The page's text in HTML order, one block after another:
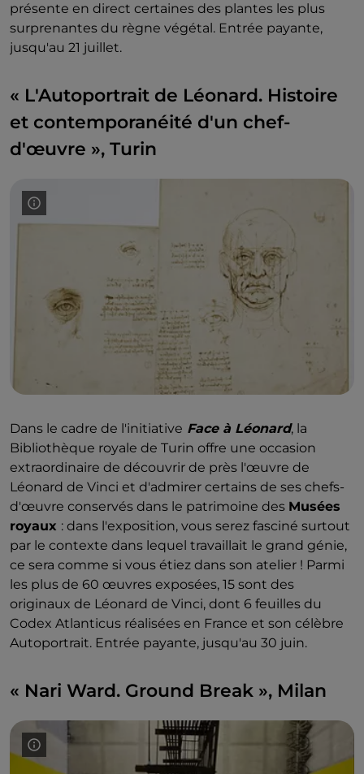
présente en direct certaines des plantes les plus
surprenantes du règne végétal. Entrée payante,
jusqu'au 21 juillet.
« L'Autoportrait de Léonard. Histoire
et contemporanéité d'un chef-
d'œuvre », Turin
Dans le cadre de l'initiative Face à Léonard, la
Bibliothèque royale de Turin offre une occasion
extraordinaire de découvrir de près l'œuvre de
Léonard de Vinci et d'admirer certains de ses chefs-
d'œuvre conservés dans le patrimoine des Musées
royaux : dans l'exposition, vous serez fasciné surtout
par le contexte dans lequel travaillait le grand génie,
ce sera comme si vous étiez dans son atelier ! Parmi
les plus de 60 œuvres exposées, 15 sont des
originaux de Léonard de Vinci, dont 6 feuilles du
Codex Atlanticus réalisées en France et son célèbre
Autoportrait. Entrée payante, jusqu'au 30 juin.
« Nari Ward. Ground Break », Milan